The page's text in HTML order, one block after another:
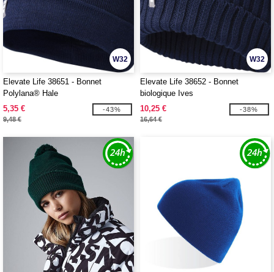
W32
Elevate Life 38651 - Bonnet
Polylana® Hale
5,35 €
9,48 €
-43%
W32
Elevate Life 38652 - Bonnet
biologique Ives
10,25 €
16,64 €
-38%